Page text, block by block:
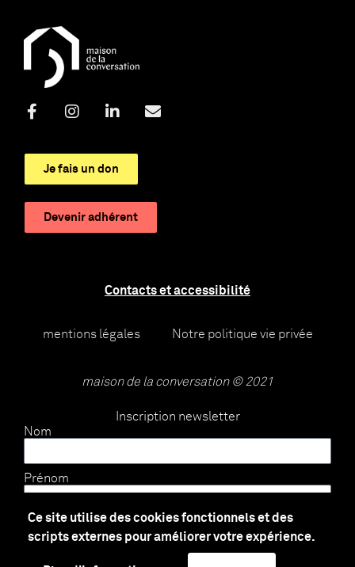
Ce site utilise des cookies fonctionnels et des
scripts externes pour améliorer votre expérience.
Je fais un don
Devenir adhérent
Contacts et accessibilité
mentions légales Notre politique vie privée
maison de la conversation © 2021
Inscription newsletter
Nom
Prénom
E-mail